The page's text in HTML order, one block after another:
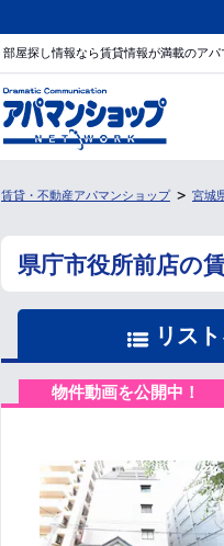
部屋探し情報なら賃貸情報が満載のア
賃貸・不動産アパマンショップ 宮城
県庁市役所前店の
リス
物件動画を公開中！